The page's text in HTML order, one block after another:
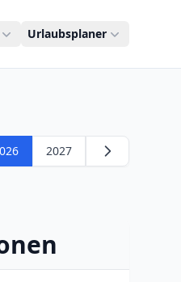
Urlaubsplaner
2027